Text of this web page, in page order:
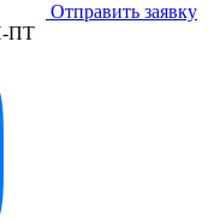
Отправить заявку
ПТ